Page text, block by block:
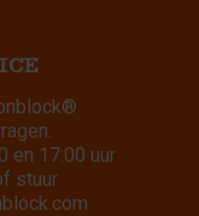
en 17:00 uur
stuur